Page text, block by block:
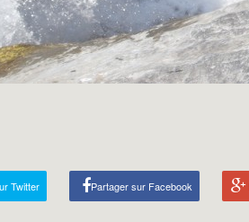
Twitter Partager sur Facebook